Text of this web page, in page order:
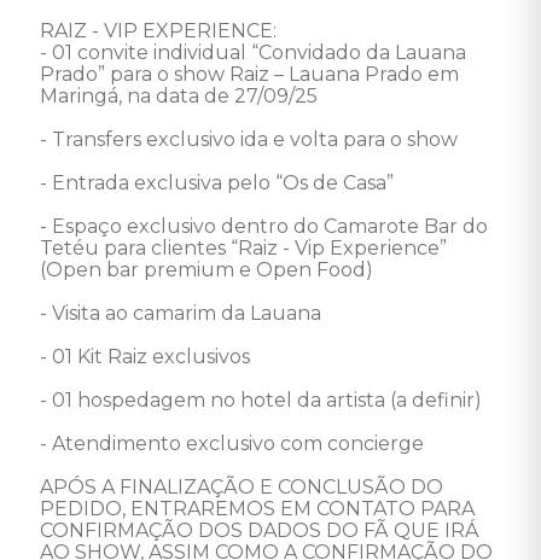
RAIZ - VIP EXPERIENCE:
- 01 convite individual “Convidado da Lauana
Prado” para o show Raiz – Lauana Prado em
Maringá, na data de 27/09/25
- Transfers exclusivo ida e volta para o show
- Entrada exclusiva pelo “Os de Casa”
- Espaço exclusivo dentro do Camarote Bar do
Tetéu para clientes “Raiz - Vip Experience”
(Open bar premium e Open Food)
- Visita ao camarim da Lauana
- 01 Kit Raiz exclusivos
- 01 hospedagem no hotel da artista (a definir)
- Atendimento exclusivo com concierge
APÓS A FINALIZAÇÃO E CONCLUSÃO DO
PEDIDO, ENTRAREMOS EM CONTATO PARA
CONFIRMAÇÃO DOS DADOS DO FÃ QUE IRÁ
AO SHOW, ASSIM COMO A CONFIRMAÇÃO DO